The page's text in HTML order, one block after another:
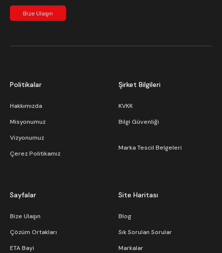
Bize Ulaşın
Politikalar
Hakkımızda
Misyonumuz
Vizyonumuz
Çerez Politikamız
Şirket Bilgileri
KVKK
Bilgi Güvenliği
Marka Tescil Belgeleri
Sayfalar
Bize Ulaşın
Çözüm Ortakları
ETA Bayi
Site Haritası
Blog
Sık Sorulan Sorular
Markalar